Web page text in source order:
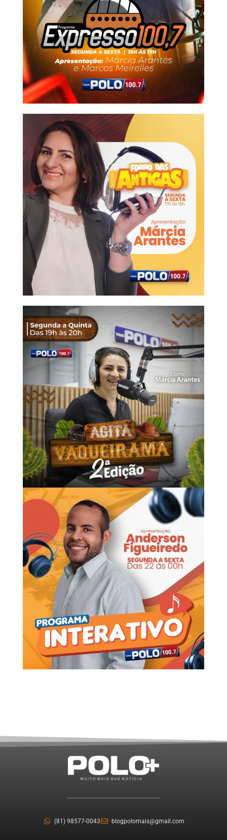
(81) 98577-0043 blogpolomais@gmail.com